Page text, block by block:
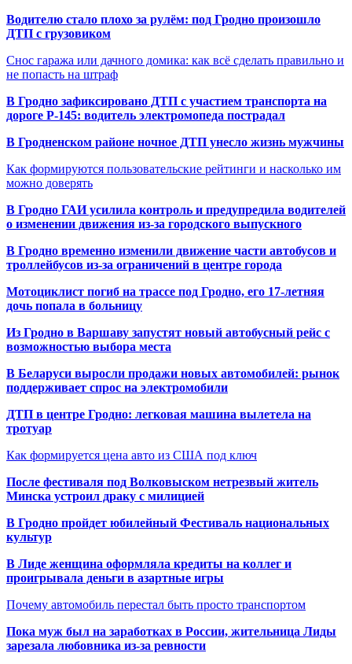
Водителю стало плохо за рулём: под Гродно произошло
ДТП с грузовиком
Снос гаража или дачного домика: как всё сделать правильно и
не попасть на штраф
В Гродно зафиксировано ДТП с участием транспорта на
дороге Р-145: водитель электромопеда пострадал
В Гродненском районе ночное ДТП унесло жизнь мужчины
Как формируются пользовательские рейтинги и насколько им
можно доверять
В Гродно ГАИ усилила контроль и предупредила водителей
о изменении движения из-за городского выпускного
В Гродно временно изменили движение части автобусов и
троллейбусов из-за ограничений в центре города
Мотоциклист погиб на трассе под Гродно, его 17-летняя
дочь попала в больницу
Из Гродно в Варшаву запустят новый автобусный рейс с
возможностью выбора места
В Беларуси выросли продажи новых автомобилей: рынок
поддерживает спрос на электромобили
ДТП в центре Гродно: легковая машина вылетела на
тротуар
Как формируется цена авто из США под ключ
После фестиваля под Волковыском нетрезвый житель
Минска устроил драку с милицией
В Гродно пройдет юбилейный Фестиваль национальных
культур
В Лиде женщина оформляла кредиты на коллег и
проигрывала деньги в азартные игры
Почему автомобиль перестал быть просто транспортом
Пока муж был на заработках в России, жительница Лиды
зарезала любовника из-за ревности